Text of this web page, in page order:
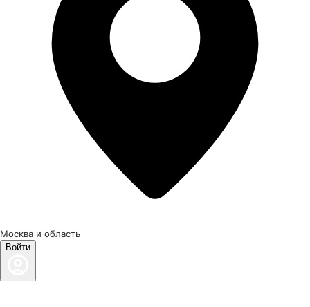
Москва и область
Войти